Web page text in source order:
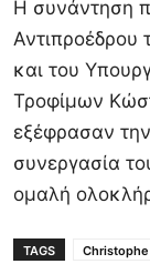
Η συνάντηση
Αντιπροέδρου
και του
Τροφίμων
εξέφρασαν
συνεργασία
ομαλή
TAGS